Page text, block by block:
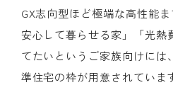
GX志向型ほど極端な高性能
安心して暮らせる家」「光熱
てたいというご家族向けには
準住宅の枠が用意されていま